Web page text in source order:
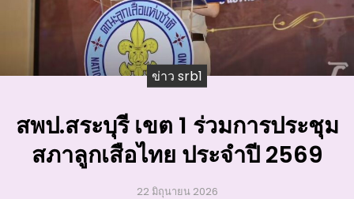
ข่าว srb1
สพป.สระบุรี เขต 1 ร่วมการประชุม
สภาลูกเสือไทย ประจำปี 2569
22 มิถุนายน 2026